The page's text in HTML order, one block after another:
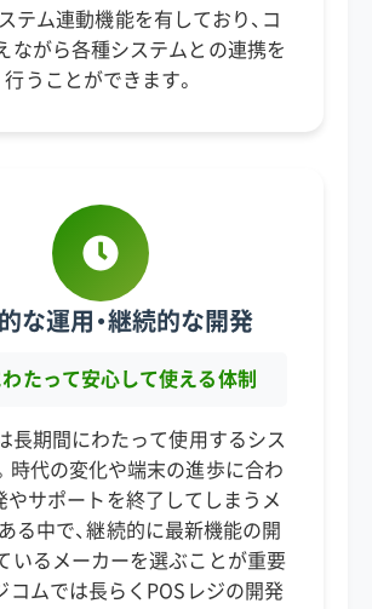
テム連動機能を有しており、コ
ながら各種システムとの連携を
行うことができます。
な運用・継続的な開発
たって安心して使える体制
長期間にわたって使用するシス
時代の変化や端末の進歩に合わ
やサポートを終了してしまうメ
る中で、継続的に最新機能の開
いるメーカーを選ぶことが重要
コムでは長らくPOSレジの開発